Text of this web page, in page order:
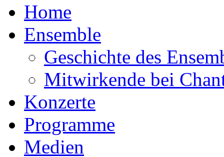
Home
Ensemble
Geschichte des
Mitwirkende bei
Konzerte
Programme
Medien